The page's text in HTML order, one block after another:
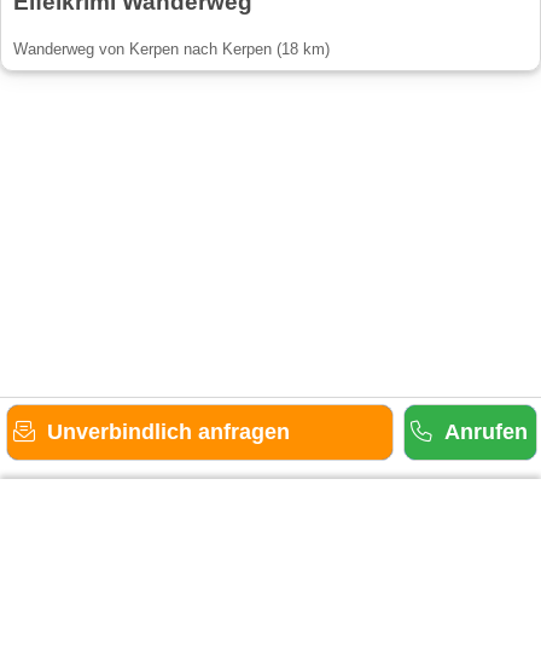
Wanderweg von Kerpen nach Kerpen (18 km)
Unverbindlich anfragen Anrufen